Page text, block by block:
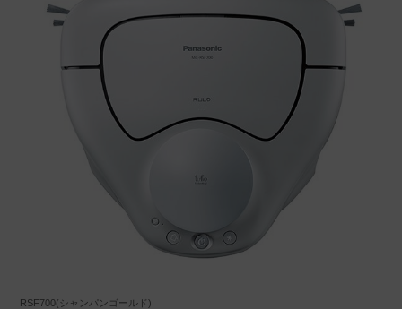
RSF700(シャンパンゴールド)